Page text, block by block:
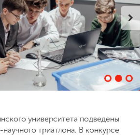
CHI
университета подведены
триатлона. В конкурсе